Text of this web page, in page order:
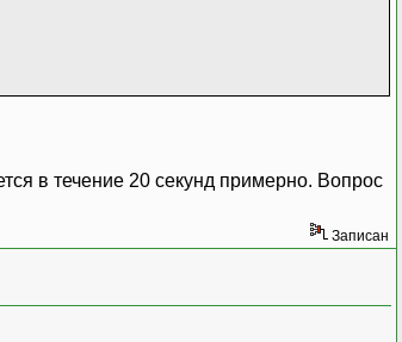
в течение 20 секунд примерно. Вопрос
Записан